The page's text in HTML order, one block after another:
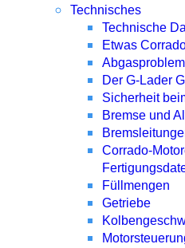
Technisches
Technische
Etwas
Der G-Lader
Sicherheit
Bremse und
Corrado-
Füllmengen
Getriebe